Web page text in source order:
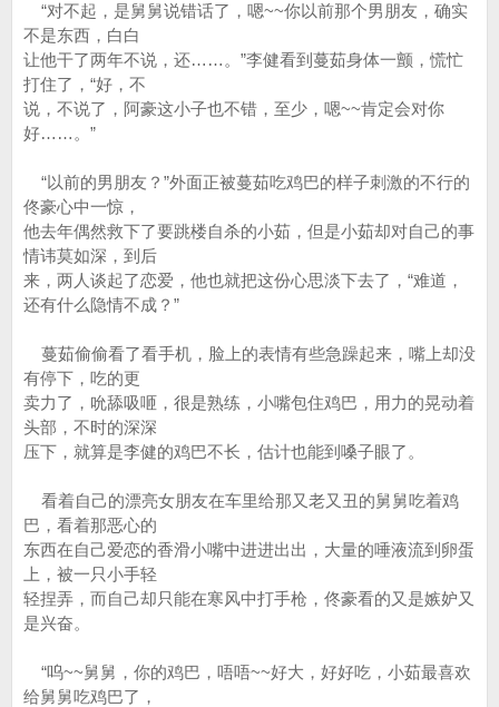
“对不起，是舅舅说错话了，嗯~~你以前那个男朋友，确实
不是东西，白白
让他干了两年不说，还……。”李健看到蔓茹身体一颤，慌忙
打住了，“好，不
说，不说了，阿豪这小子也不错，至少，嗯~~肯定会对你
好……。”
“以前的男朋友？”外面正被蔓茹吃鸡巴的样子刺激的不行的
佟豪心中一惊，
他去年偶然救下了要跳楼自杀的小茹，但是小茹却对自己的事
情讳莫如深，到后
来，两人谈起了恋爱，他也就把这份心思淡下去了，“难道，
还有什么隐情不成？”
蔓茹偷偷看了看手机，脸上的表情有些急躁起来，嘴上却没
有停下，吃的更
卖力了，吮舔吸咂，很是熟练，小嘴包住鸡巴，用力的晃动着
头部，不时的深深
压下，就算是李健的鸡巴不长，估计也能到嗓子眼了。
看着自己的漂亮女朋友在车里给那又老又丑的舅舅吃着鸡
巴，看着那恶心的
东西在自己爱恋的香滑小嘴中进进出出，大量的唾液流到卵蛋
上，被一只小手轻
轻捏弄，而自己却只能在寒风中打手枪，佟豪看的又是嫉妒又
是兴奋。
“呜~~舅舅，你的鸡巴，唔唔~~好大，好好吃，小茹最喜欢
给舅舅吃鸡巴了，